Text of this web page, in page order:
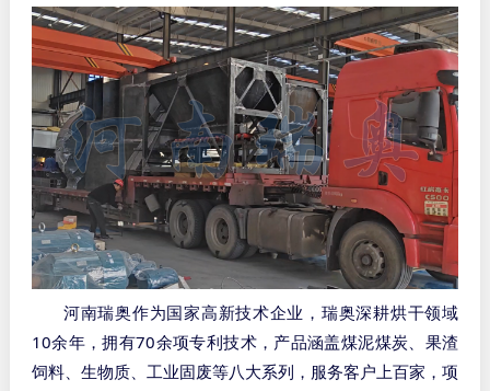
河南瑞奥作为国家高新技术企业，瑞奥深耕烘干领域
10余年，拥有70余项专利技术，产品涵盖煤泥煤炭、果渣
饲料、生物质、工业固废等八大系列，服务客户上百家，项